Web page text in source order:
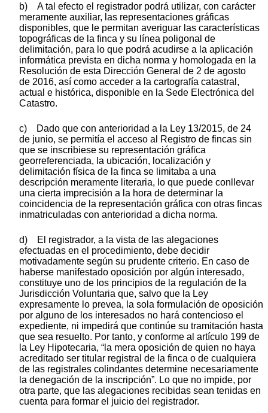
b) A tal efecto el registrador podrá utilizar, con carácter
meramente auxiliar, las representaciones gráficas
disponibles, que le permitan averiguar las características
topográficas de la finca y su línea poligonal de
delimitación, para lo que podrá acudirse a la aplicación
informática prevista en dicha norma y homologada en la
Resolución de esta Dirección General de 2 de agosto
de 2016, así como acceder a la cartografía catastral,
actual e histórica, disponible en la Sede Electrónica del
Catastro.
c) Dado que con anterioridad a la Ley 13/2015, de 24
de junio, se permitía el acceso al Registro de fincas sin
que se inscribiese su representación gráfica
georreferenciada, la ubicación, localización y
delimitación física de la finca se limitaba a una
descripción meramente literaria, lo que puede conllevar
una cierta imprecisión a la hora de determinar la
coincidencia de la representación gráfica con otras fincas
inmatriculadas con anterioridad a dicha norma.
d) El registrador, a la vista de las alegaciones
efectuadas en el procedimiento, debe decidir
motivadamente según su prudente criterio. En caso de
haberse manifestado oposición por algún interesado,
constituye uno de los principios de la regulación de la
Jurisdicción Voluntaria que, salvo que la Ley
expresamente lo prevea, la sola formulación de oposición
por alguno de los interesados no hará contencioso el
expediente, ni impedirá que continúe su tramitación hasta
que sea resuelto. Por tanto, y conforme al artículo 199 de
la Ley Hipotecaria, “la mera oposición de quien no haya
acreditado ser titular registral de la finca o de cualquiera
de las registrales colindantes determine necesariamente
la denegación de la inscripción”. Lo que no impide, por
otra parte, que las alegaciones recibidas sean tenidas en
cuenta para formar el juicio del registrador.